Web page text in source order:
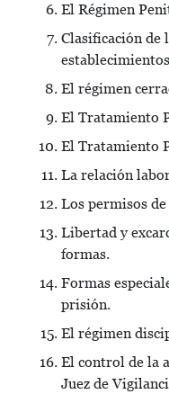
El Régimen
Clasificación de
El régimen
El Tratamiento
El Tratamiento
La relación
Los permisos de
Libertad y
formas.
Formas
prisión.
El régimen
El control de la
Juez de